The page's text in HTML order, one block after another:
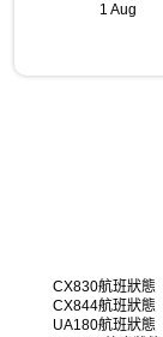
1 Aug
CX830航班狀態
CX844航班狀態
UA180航班狀態